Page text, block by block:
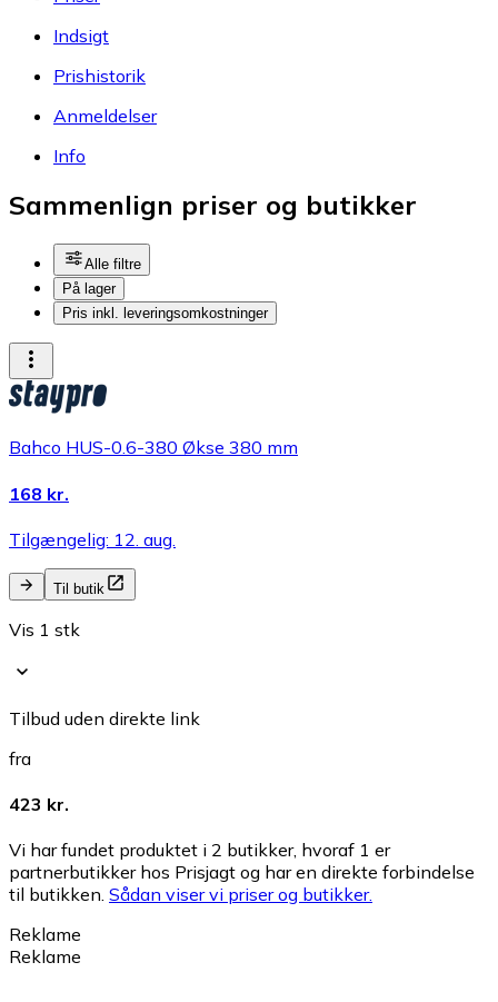
Indsigt
Prishistorik
Anmeldelser
Info
Sammenlign priser og butikker
Alle filtre
På lager
Pris inkl. leveringsomkostninger
Bahco HUS-0.6-380 Økse 380 mm
168 kr.
Tilgængelig: 12. aug.
Til butik
Vis 1 stk
Tilbud uden direkte link
fra
423 kr.
Vi har fundet produktet i 2 butikker, hvoraf 1 er
partnerbutikker hos Prisjagt og har en direkte forbindelse
til butikken. Sådan viser vi priser og butikker.
Reklame
Reklame